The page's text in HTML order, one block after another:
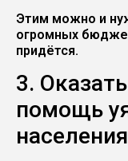
Этим можно и
огромных
придётся.
3.
помощь